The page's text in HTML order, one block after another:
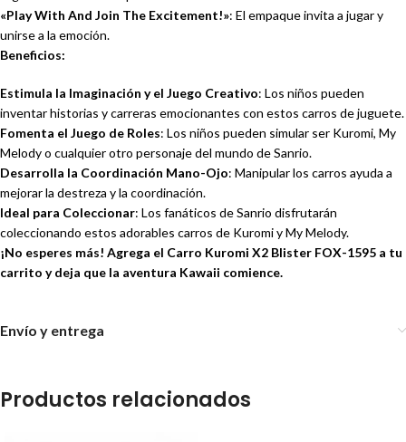
«Play With And Join The Excitement!»: El empaque invita a jugar y
unirse a la emoción.
Beneficios:
Estimula la Imaginación y el Juego Creativo: Los niños pueden
inventar historias y carreras emocionantes con estos carros de juguete.
Fomenta el Juego de Roles: Los niños pueden simular ser Kuromi, My
Melody o cualquier otro personaje del mundo de Sanrio.
Desarrolla la Coordinación Mano-Ojo: Manipular los carros ayuda a
mejorar la destreza y la coordinación.
Ideal para Coleccionar: Los fanáticos de Sanrio disfrutarán
coleccionando estos adorables carros de Kuromi y My Melody.
¡No esperes más! Agrega el Carro Kuromi X2 Blister FOX-1595 a tu
carrito y deja que la aventura Kawaii comience.
Envío y entrega
Productos relacionados